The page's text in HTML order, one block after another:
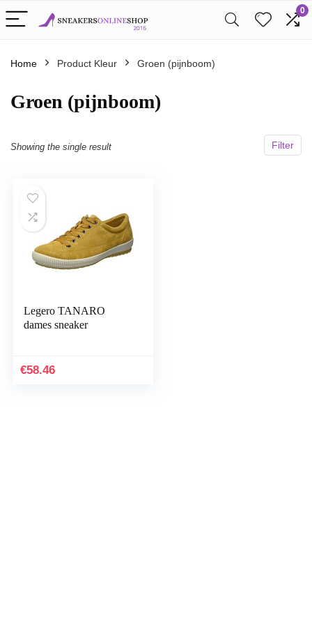
0
Home Product Kleur Groen (pijnboom)
Groen (pijnboom)
Filter
Showing the single result
Legero TANARO
dames sneaker
€58.46